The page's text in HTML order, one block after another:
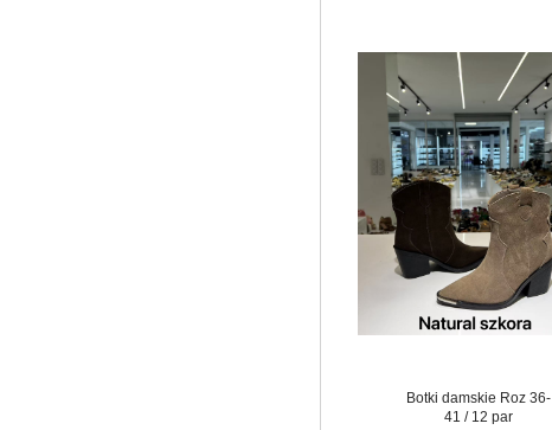
Botki damskie Roz 36-
41 / 12 par